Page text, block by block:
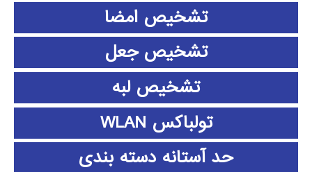
تشخیص امضا
تشخیص جعل
تشخیص لبه
تولباکس WLAN
حد آستانه دسته بندی